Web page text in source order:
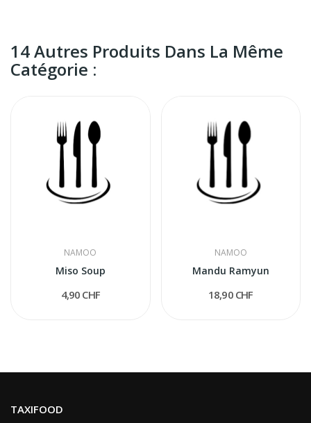
14 Autres Produits Dans La Même
Catégorie :
NAMOO
Miso Soup
4,90 CHF
NAMOO
Mandu Ramyun
18,90 CHF
TAXIFOOD